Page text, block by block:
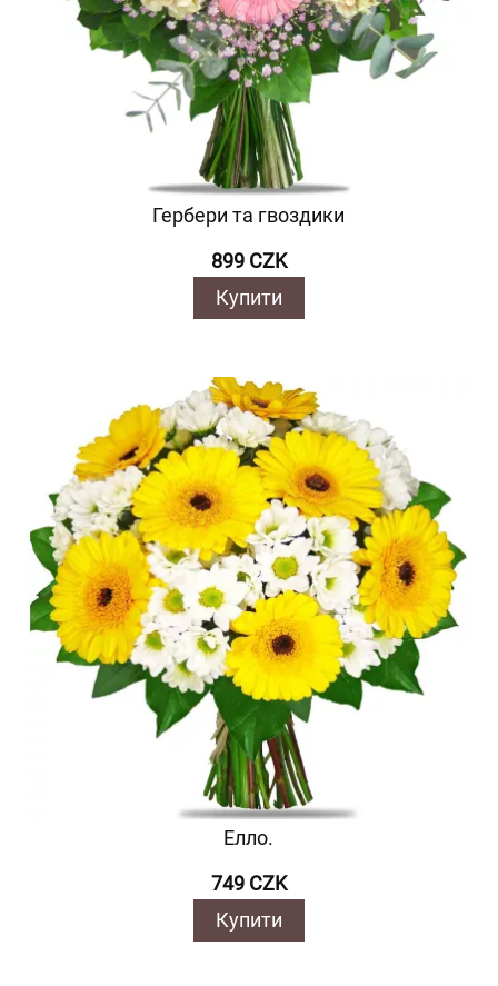
Гербери та гвоздики
899 CZK
Купити
Елло.
749 CZK
Купити